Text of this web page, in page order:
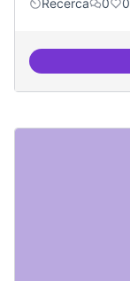
Recerca
0 0